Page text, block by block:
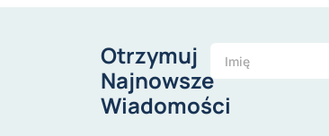
Otrzymuj
Najnowsze
Wiadomości